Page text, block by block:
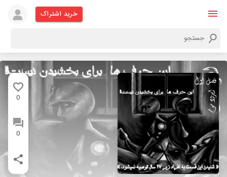
خرید اشتراک
0
0